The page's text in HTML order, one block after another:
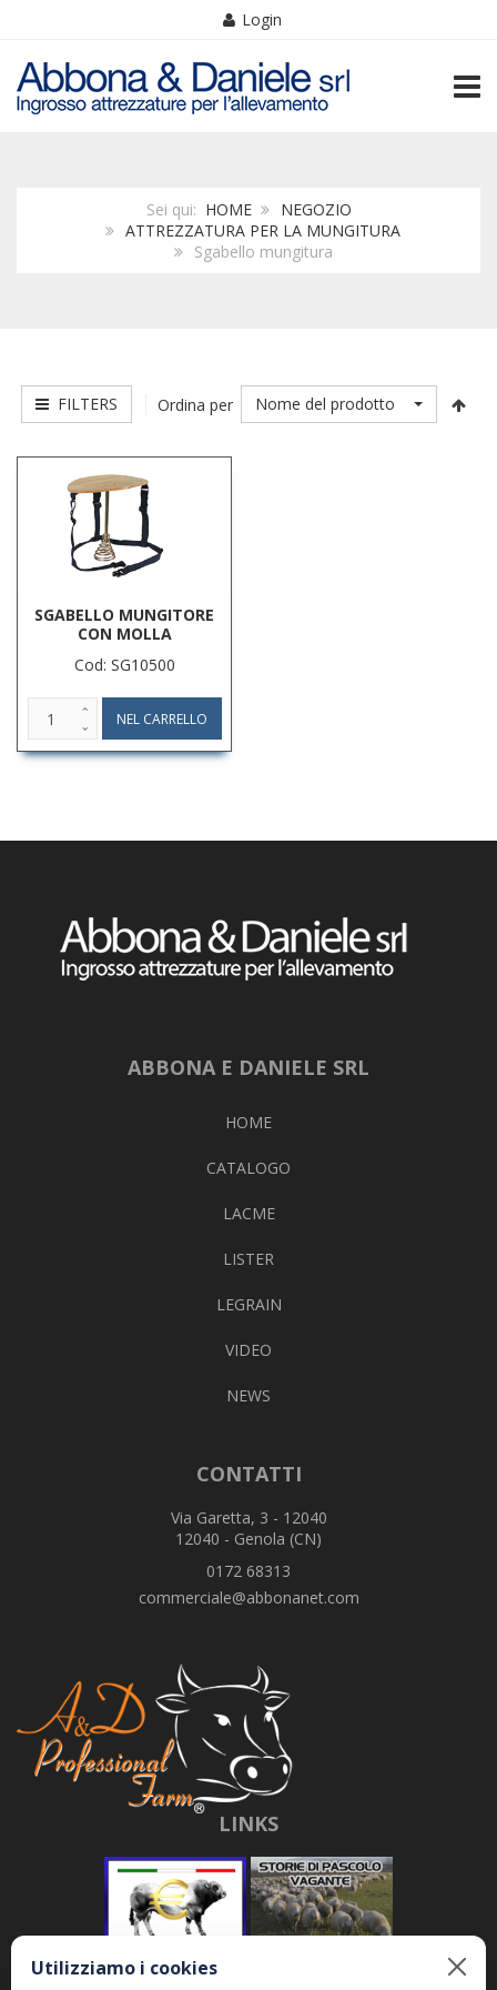
Login
Sei qui: HOME
NEGOZIO
ATTREZZATURA PER LA MUNGITURA
Sgabello mungitura
FILTERS Ordina per Nome del prodotto
SGABELLO MUNGITORE
CON MOLLA
Cod: SG10500
ABBONA E DANIELE SRL
HOME
CATALOGO
LACME
LISTER
LEGRAIN
VIDEO
NEWS
CONTATTI
Via Garetta, 3 - 12040
12040 - Genola (CN)
0172 68313
commerciale@abbonanet.com
LINKS
Utilizziamo i cookies